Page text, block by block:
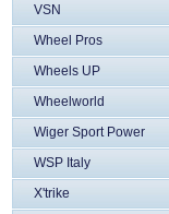
VSN
Wheel Pros
Wheels UP
Wheelworld
Wiger Sport Power
WSP Italy
X'trike